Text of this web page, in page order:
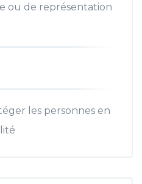
ou de représentation
les personnes en